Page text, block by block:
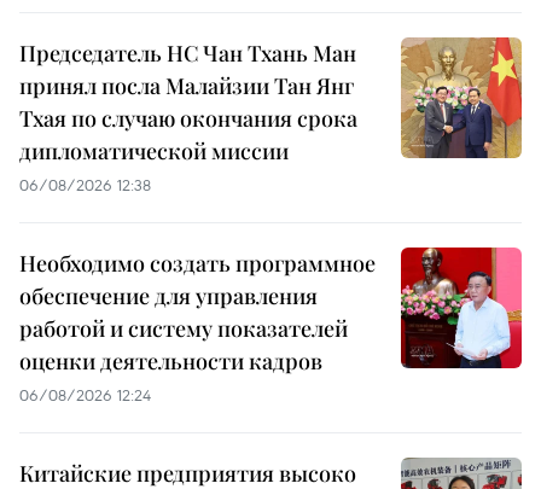
Председатель НС Чан Тхань Ман
принял посла Малайзии Тан Янг
Тхая по случаю окончания срока
дипломатической миссии
06/08/2026 12:38
Необходимо создать программное
обеспечение для управления
работой и систему показателей
оценки деятельности кадров
06/08/2026 12:24
Китайские предприятия высоко